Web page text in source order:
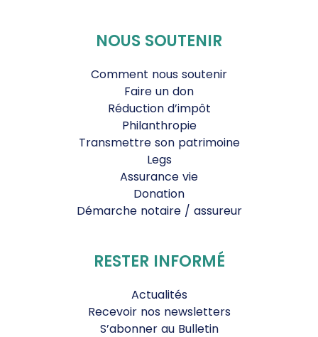
NOUS SOUTENIR
Comment nous soutenir
Faire un don
Réduction d’impôt
Philanthropie
Transmettre son patrimoine
Legs
Assurance vie
Donation
Démarche notaire / assureur
RESTER INFORMÉ
Actualités
Recevoir nos newsletters
S’abonner au Bulletin